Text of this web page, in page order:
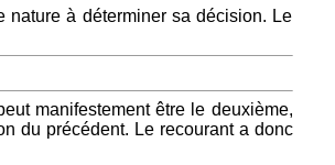
nature à déterminer sa décision. Le
manifestement être le deuxième,
du précédent. Le recourant a donc